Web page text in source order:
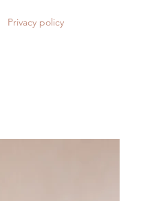
Privacy policy